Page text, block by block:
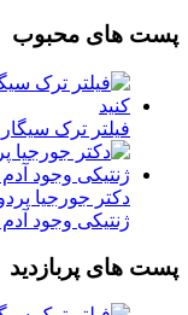
پست های محبوب
فیلتر ترک
دکتر جورجیا
ژنتیکی وجود
پست های پربازدید